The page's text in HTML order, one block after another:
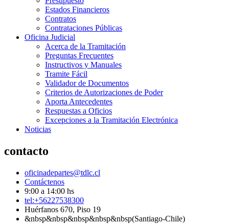
Estados Financieros
Contratos
Contrataciones Públicas
Oficina Judicial
Acerca de la Tramitación
Preguntas Frecuentes
Instructivos y Manuales
Tramite Fácil
Validador de Documentos
Criterios de Autorizaciones de Poder
Aporta Antecedentes
Respuestas a Oficios
Excepciones a la Tramitación Electrónica
Noticias
contacto
oficinadepartes@tdlc.cl
Contáctenos
9:00 a 14:00 hs
tel:+56227538300
Huérfanos 670, Piso 19
&nbsp&nbsp&nbsp&nbsp&nbsp(Santiago-Chile)